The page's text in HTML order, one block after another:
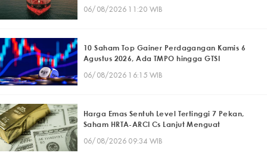
06/08/2026 11:20 WIB
10 Saham Top Gainer Perdagangan Kamis 6
Agustus 2026, Ada TMPO hingga GTSI
06/08/2026 16:15 WIB
Harga Emas Sentuh Level Tertinggi 7 Pekan,
Saham HRTA-ARCI Cs Lanjut Menguat
06/08/2026 09:34 WIB